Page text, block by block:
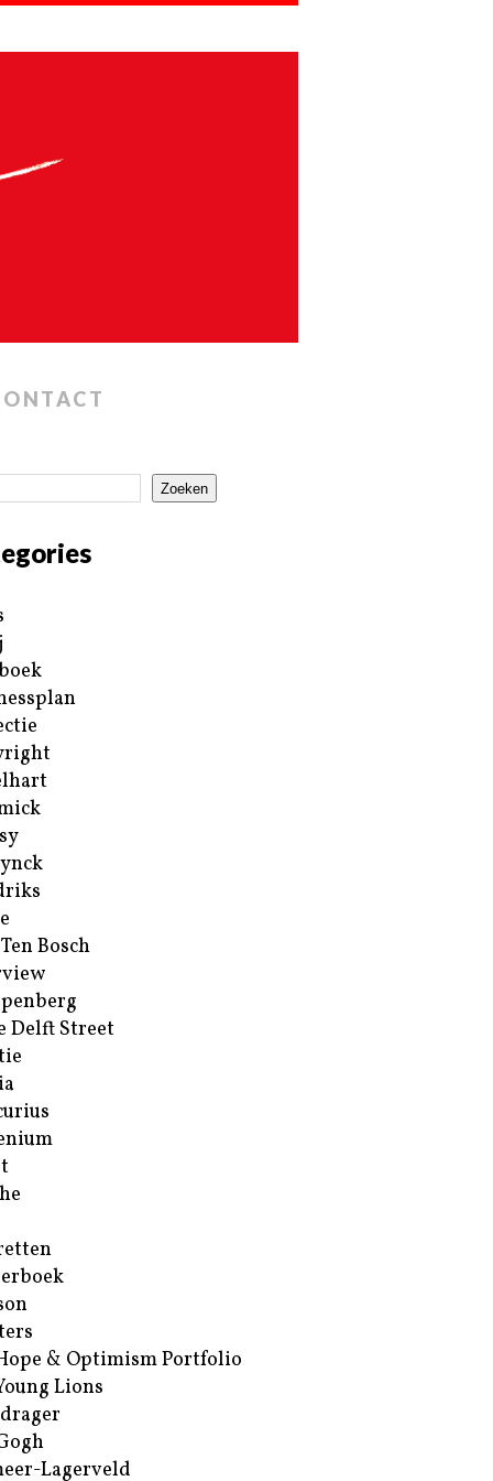
Zoeken
Bosch
Delft Street
& Optimism Portfolio
Lions
Lagerveld